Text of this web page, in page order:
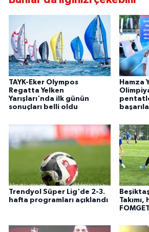
TAYK-Eker Olympos
Regatta Yelken
Yarışları'nda ilk günün
sonuçları belli oldu
Hamza
Trendyol Süper Lig'de 2-3.
hafta programları açıklandı
Takımı,